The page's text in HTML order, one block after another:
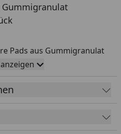
Pads aus Gummigranulat
Ihres Gartenhauses. Die
die Rahmenhölzer
Ihr Gartenhaus vor
Durch die leichte